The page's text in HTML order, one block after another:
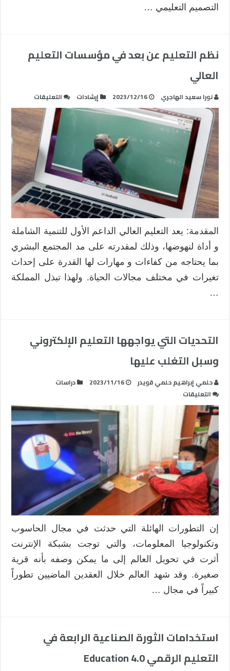
التصميم التعليمي …
نظم التعليم عن بعد في مؤسسات التعليم
العالي
نورا سعيد الهاجري 2023/12/16 إرشادات التعليقات
نظم
التعليم
عن
بعد
في
مؤسسات
التعليم
العالي
مغلقة
المقدمة: يعد التعليم العالي الداعم الأول للتنمية الشاملة
و أداة لنهوضها، وذلك لمقدرته على مد المجتمع البشري
بما يحتاجه من كفاءات و مهارات لها القدرة على إحداث
تغيرات في مختلف مجالات الحياة. ولهذا تبذل المملكة
…
التحديات التي يواجهها التعليم الإلكتروني
وسبل التغلب عليها
حلمي إبراهيم حلمي قويدر 2023/11/16
دراسات
التعليقات
التحديات
التي
يواجهها
التعليم
الإلكتروني
وسبل
التغلب
عليها
مغلقة
إن التطورات الهائلة التي حدثت في مجال الحاسوب
وتكنولوجيا المعلومات، والتي توجت بشبكة الإنترنت
أثرت في تحويل العالم إلى ما يمكن وصفه بأنه قرية
صغيرة. وقد شهد العالم خلال العقدين الماضيين تطوراً
كبيراً في مجال …
استخدامات الثورة الصناعية الرابعة في
التعليم الرقمي Education 4.0